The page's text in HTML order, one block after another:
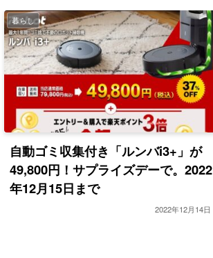
暮らし
自動ゴミ収集付き「ルンバi3+」が
49,800円！サプライズデーで。2022
年12月15日まで
2022年12月14日